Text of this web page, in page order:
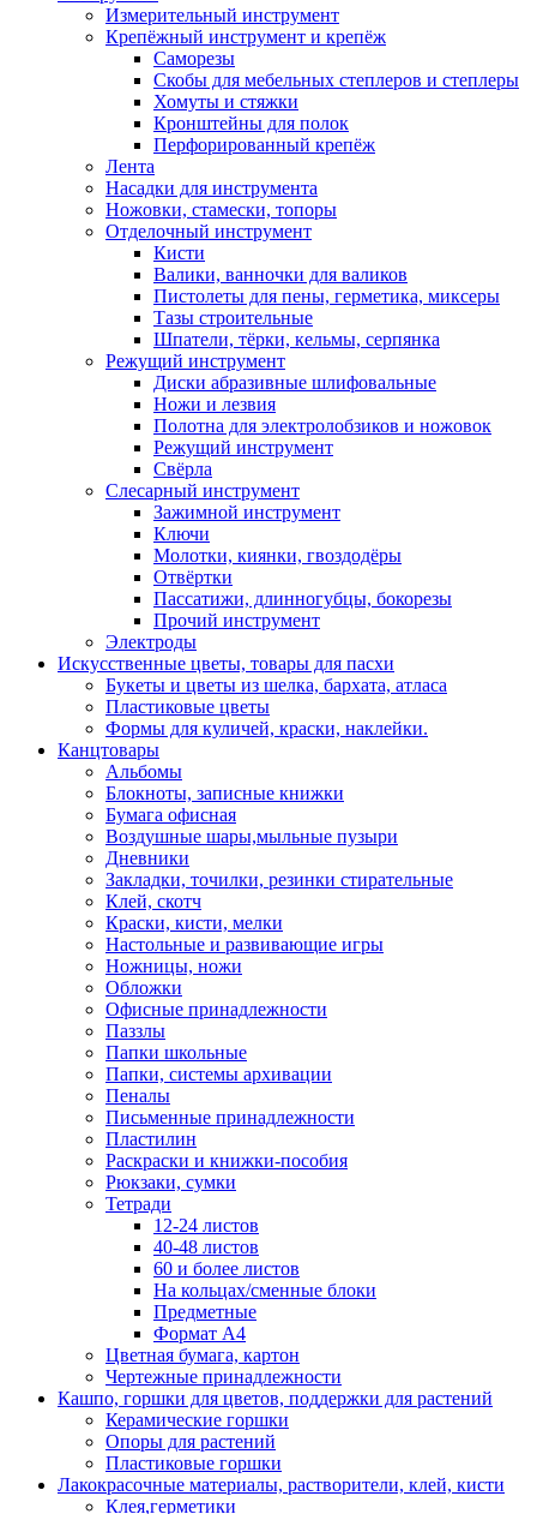
Измерительный инструмент
Крепёжный инструмент и крепёж
Саморезы
Скобы для мебельных степлеров и степлеры
Хомуты и стяжки
Кронштейны для полок
Перфорированный крепёж
Лента
Насадки для инструмента
Ножовки, стамески, топоры
Отделочный инструмент
Кисти
Валики, ванночки для валиков
Пистолеты для пены, герметика, миксеры
Тазы строительные
Шпатели, тёрки, кельмы, серпянка
Режущий инструмент
Диски абразивные шлифовальные
Ножи и лезвия
Полотна для электролобзиков и ножовок
Режущий инструмент
Свёрла
Слесарный инструмент
Зажимной инструмент
Ключи
Молотки, киянки, гвоздодёры
Отвёртки
Пассатижи, длинногубцы, бокорезы
Прочий инструмент
Электроды
Искусственные цветы, товары для пасхи
Букеты и цветы из шелка, бархата, атласа
Пластиковые цветы
Формы для куличей, краски, наклейки.
Канцтовары
Альбомы
Блокноты, записные книжки
Бумага офисная
Воздушные шары,мыльные пузыри
Дневники
Закладки, точилки, резинки стирательные
Клей, скотч
Краски, кисти, мелки
Настольные и развивающие игры
Ножницы, ножи
Обложки
Офисные принадлежности
Паззлы
Папки школьные
Папки, системы архивации
Пеналы
Письменные принадлежности
Пластилин
Раскраски и книжки-пособия
Рюкзаки, сумки
Тетради
12-24 листов
40-48 листов
60 и более листов
На кольцах/сменные блоки
Предметные
Формат А4
Цветная бумага, картон
Чертежные принадлежности
Кашпо, горшки для цветов, поддержки для растений
Керамические горшки
Опоры для растений
Пластиковые горшки
Лакокрасочные материалы, растворители, клей, кисти
Клея,герметики